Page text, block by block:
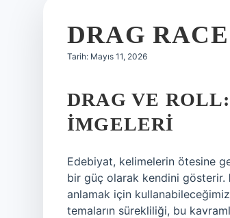
DRAG
Tarih: Mayıs 11, 2026
DRAG VE
İMGELERI
Edebiyat, kelimelerin ötesine
bir güç olarak kendini gösterir.
anlamak için
temaların sürekliliği, bu